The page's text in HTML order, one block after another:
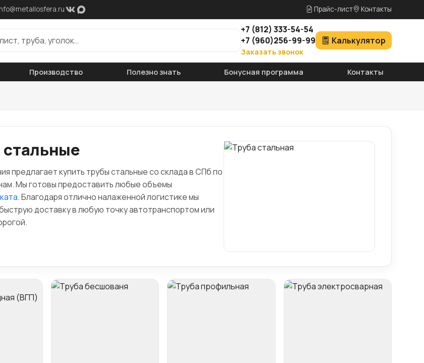
Прайс-лист Контакты
+7 (812)333-54-54
+7 (960)256-99-99
Заказать звонок
Калькулятор
Производство Полезно знать Бонусная программа Контакты
предлагает купить трубы стальные со склада в СПб по
Мы готовы предоставить любые объемы
. Благодаря отлично налаженной логистике мы
доставку в любую точку автотранспортом или